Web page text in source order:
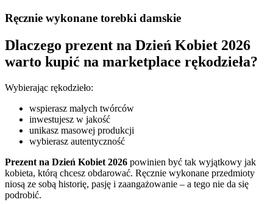
Ręcznie wykonane torebki damskie
Dlaczego prezent na Dzień Kobiet 2026
warto kupić na marketplace rękodzieła?
Wybierając rękodzieło:
wspierasz małych twórców
inwestujesz w jakość
unikasz masowej produkcji
wybierasz autentyczność
Prezent na Dzień Kobiet 2026 powinien być tak wyjątkowy jak
kobieta, którą chcesz obdarować. Ręcznie wykonane przedmioty
niosą ze sobą historię, pasję i zaangażowanie – a tego nie da się
podrobić.